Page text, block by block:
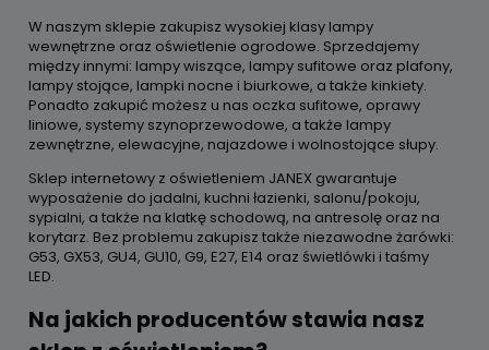
W naszym sklepie zakupisz wysokiej klasy lampy
wewnętrzne oraz oświetlenie ogrodowe. Sprzedajemy
między innymi: lampy wiszące, lampy sufitowe oraz plafony,
lampy stojące, lampki nocne i biurkowe, a także kinkiety.
Ponadto zakupić możesz u nas oczka sufitowe, oprawy
liniowe, systemy szynoprzewodowe, a także lampy
zewnętrzne, elewacyjne, najazdowe i wolnostojące słupy.
Sklep internetowy z oświetleniem JANEX gwarantuje
wyposażenie do jadalni, kuchni łazienki, salonu/pokoju,
sypialni, a także na klatkę schodową, na antresolę oraz na
korytarz. Bez problemu zakupisz także niezawodne żarówki:
G53, GX53, GU4, GU10, G9, E27, E14 oraz świetlówki i taśmy
LED.
Na jakich producentów stawia nasz